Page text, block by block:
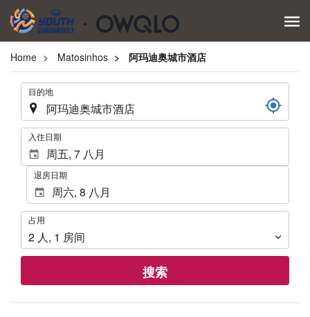
Home Matosinhos 阿玛迪奥城市酒店
. 目的地
. 入住日期
退房日期
占
用
占用
2 人, 1 房间
搜索